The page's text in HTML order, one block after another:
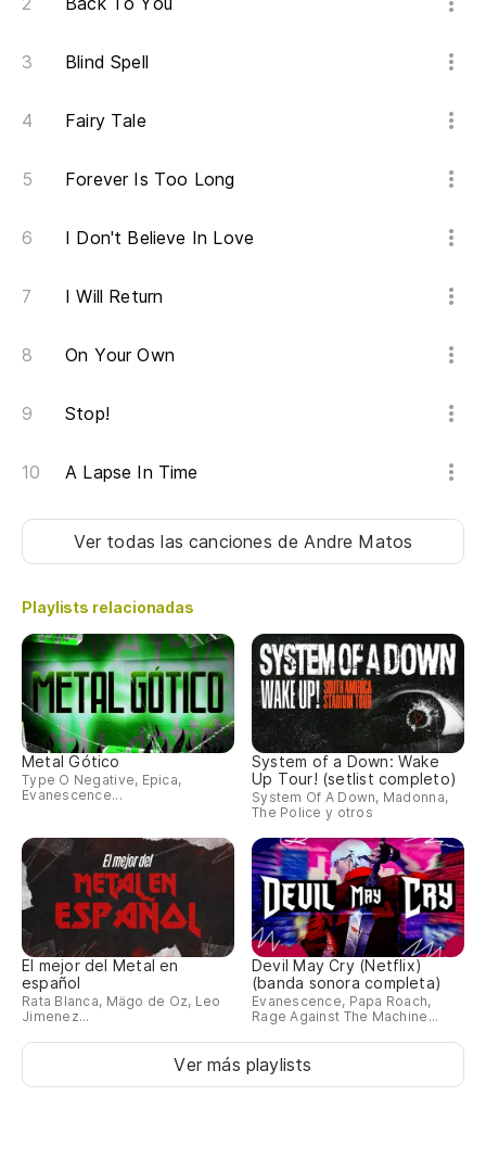
Blind Spell
Fairy Tale
Forever Is Too Long
I Don't Believe In Love
I Will Return
On Your Own
Stop!
A Lapse In Time
Ver todas las canciones de Andre Matos
Playlists relacionadas
Metal Gótico
Type O Negative, Epica,
Evanescence...
System of a Down: Wake
Up Tour! (setlist completo)
System Of A Down, Madonna,
The Police y otros
El mejor del Metal en
español
Rata Blanca, Mägo de Oz, Leo
Jimenez...
Devil May Cry (Netflix)
(banda sonora completa)
Evanescence, Papa Roach,
Rage Against The Machine...
Ver más playlists